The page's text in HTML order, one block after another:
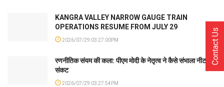
KANGRA VALLEY NARROW GAUGE TRAIN
OPERATIONS RESUME FROM JULY 29
2026/07/29 03:27:00PM
रणनीतिक संयम की कला: पीएम मोदी के नेतृत्व ने कैसे संभाला नीट
संकट
2026/07/29 03:27:54PM
Contact Us